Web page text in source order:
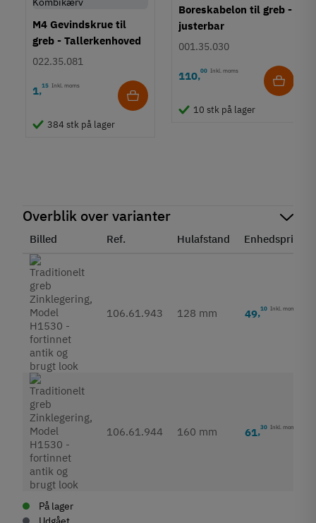
M4 Gevindskrue til
greb - Tallerkenhoved
- Krydskærv
022.35.081
1,15 Inkl. moms
384 stk på lager
Boreskabelon til greb -
justerbar
001.35.030
110,00 Inkl. moms
10 stk på lager
Overblik over varianter
Billed Ref. Hulafstand Enhedspris
106.61.943 128 mm 49,10 Inkl. moms
106.61.944 160 mm 61,30 Inkl. moms
På lager